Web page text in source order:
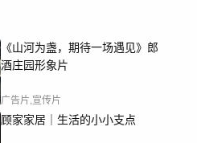
《山河为盏，期待一场遇见》郎
酒庄园形象片
广告片,宣传片
顾家家居｜生活的小小支点